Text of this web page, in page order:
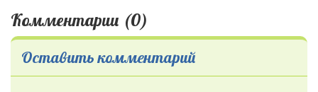
Комментарии (0)
Оставить комментарий